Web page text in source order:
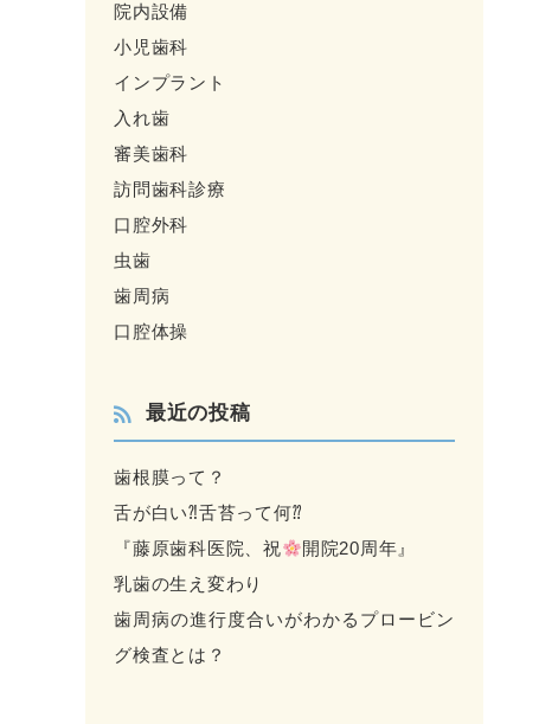
院内設備
小児歯科
インプラント
入れ歯
審美歯科
訪問歯科診療
口腔外科
虫歯
歯周病
口腔体操
最近の投稿
歯根膜って？
舌が白い⁈舌苔って何⁇
『藤原歯科医院、祝
開院20周年』
乳歯の生え変わり
歯周病の進行度合いがわかるプロービン
グ検査とは？